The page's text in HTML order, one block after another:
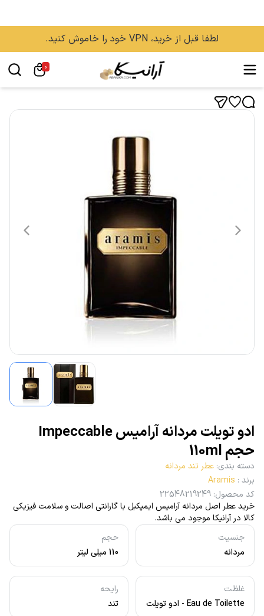
لطفا قبل از خرید، VPN خود را خاموش کنید.
0
ادو تویلت مردانه آرامیس Impeccable
حجم 110ml
جنسیت
مردانه
حجم
110 میلی لیتر
غلظت
Eau de Toilette - ادو تویلت
رایحه
تند
دسته بندی: عطر تند مردانه
برند :
Aramis
کد محصول:
22548219249
خرید عطر اصل مردانه آرامیس ایمپکبل با گارانتی اصالت و سلامت فیزیکی
کالا در آرانیکا موجود می باشد.